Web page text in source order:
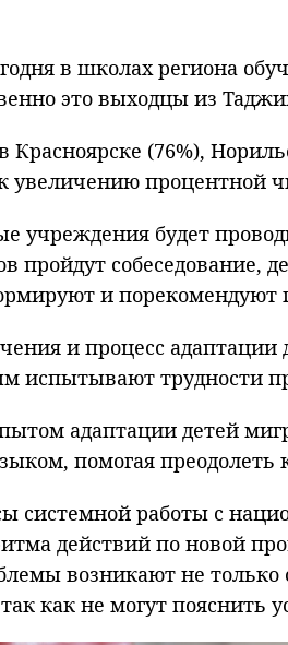
в школах региона
это выходцы из
(76%),
увеличению процентной
учреждения будет
пройдут собеседование,
и порекомендуют
и процесс
трудности
адаптации детей
помогая
системной работы с
действий по новой
возникают не
как не могут пояснить